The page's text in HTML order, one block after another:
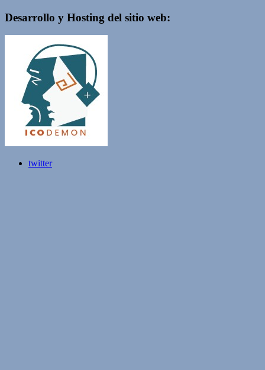
Desarrollo y Hosting del sitio web:
twitter